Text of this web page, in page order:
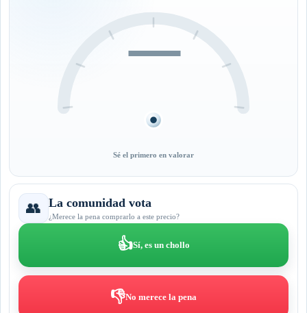
—
Sé el primero en valorar
👥 La comunidad vota
¿Merece la pena comprarlo a este precio?
👍Sí, es un chollo
👎No merece la pena